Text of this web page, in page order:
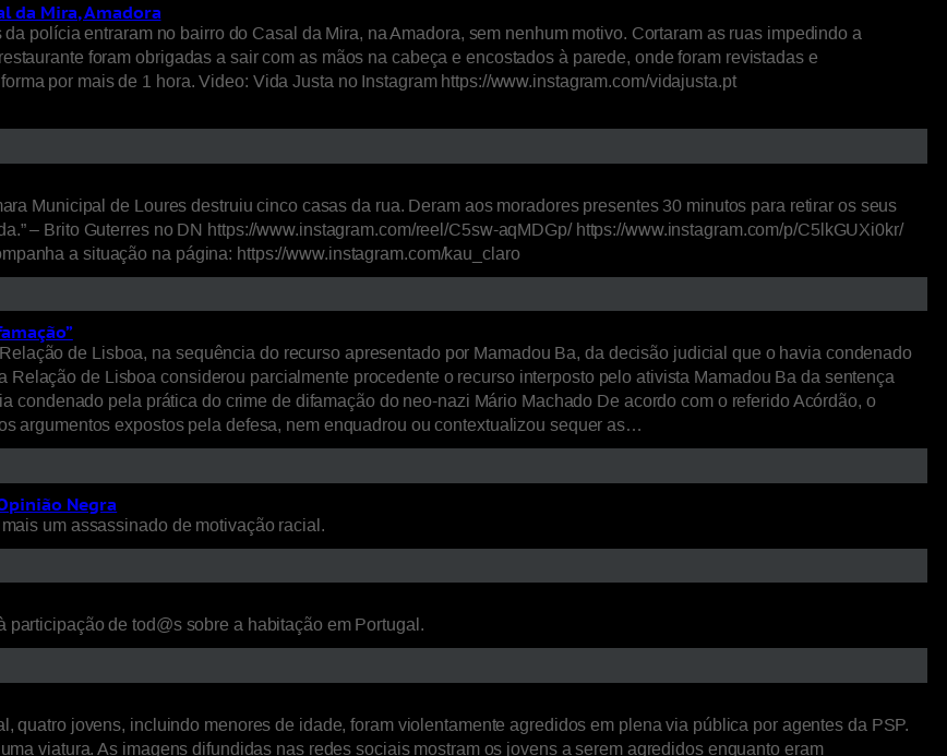
da Mira, Amadora
polícia entraram no bairro do Casal da Mira, na Amadora, sem nenhum motivo. Cortaram as ruas impedindo a
foram obrigadas a sair com as mãos na cabeça e encostados à parede, onde foram revistadas e
por mais de 1 hora. Video: Vida Justa no Instagram https://www.instagram.com/vidajusta.pt
Municipal de Loures destruiu cinco casas da rua. Deram aos moradores presentes 30 minutos para retirar os seus
– Brito Guterres no DN https://www.instagram.com/reel/C5sw-aqMDGp/ https://www.instagram.com/p/C5lkGUXi0kr/
a situação na página: https://www.instagram.com/kau_claro
de Lisboa, na sequência do recurso apresentado por Mamadou Ba, da decisão judicial que o havia condenado
de Lisboa considerou parcialmente procedente o recurso interposto pelo ativista Mamadou Ba da sentença
pela prática do crime de difamação do neo-nazi Mário Machado De acordo com o referido Acórdão, o
argumentos expostos pela defesa, nem enquadrou ou contextualizou sequer as…
Negra
um assassinado de motivação racial.
de tod@s sobre a habitação em Portugal.
quatro jovens, incluindo menores de idade, foram violentamente agredidos em plena via pública por agentes da PSP.
viatura. As imagens difundidas nas redes sociais mostram os jovens a serem agredidos enquanto eram